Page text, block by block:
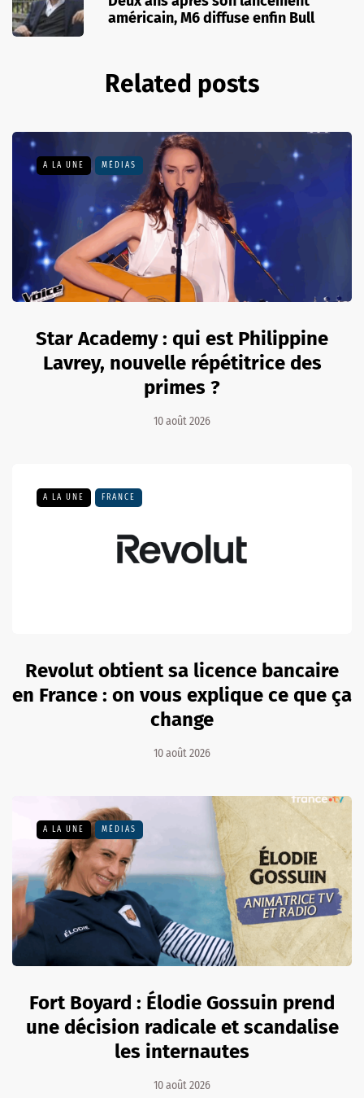
américain, M6 diffuse enfin Bull
Related posts
A LA UNE MÉDIAS
Star Academy : qui est Philippine
Lavrey, nouvelle répétitrice des
primes ?
10 août 2026
A LA UNE FRANCE
Revolut obtient sa licence bancaire
en France : on vous explique ce que ça
change
10 août 2026
A LA UNE MÉDIAS
Fort Boyard : Élodie Gossuin prend
une décision radicale et scandalise
les internautes
10 août 2026